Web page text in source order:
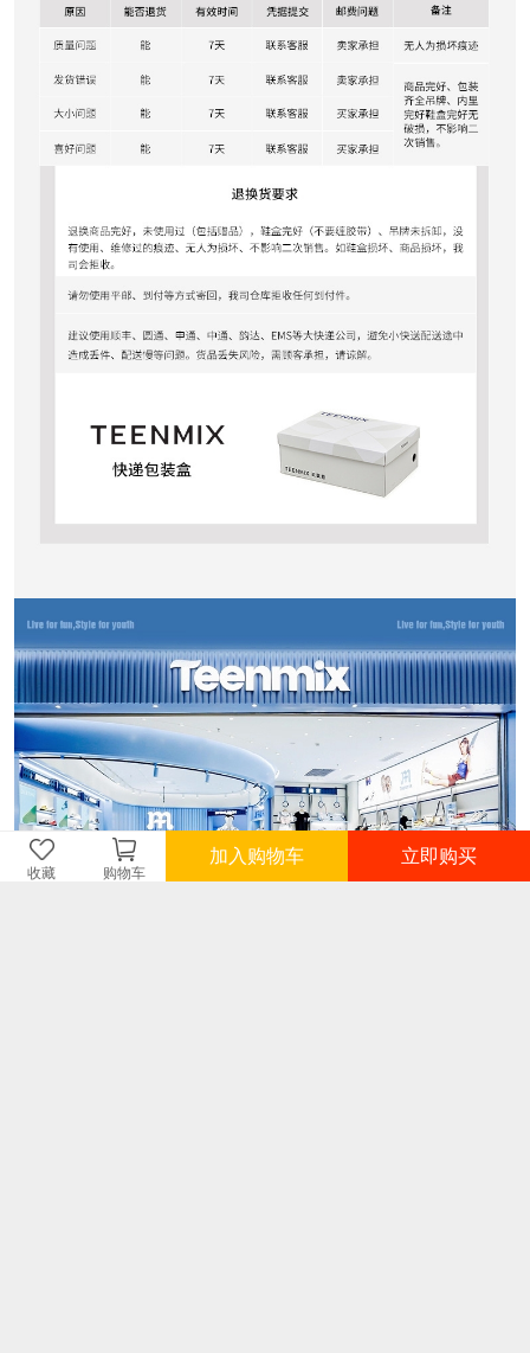
收藏 购物车
加入购物车 立即购买